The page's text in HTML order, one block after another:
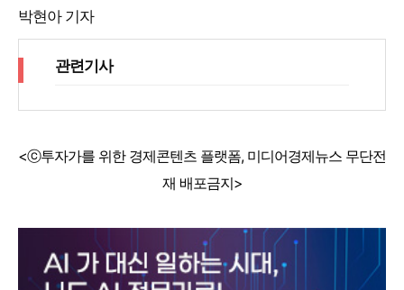
박현아 기자
관련기사
<ⓒ투자가를 위한 경제콘텐츠 플랫폼, 미디어경제뉴스 무단전
재 배포금지>